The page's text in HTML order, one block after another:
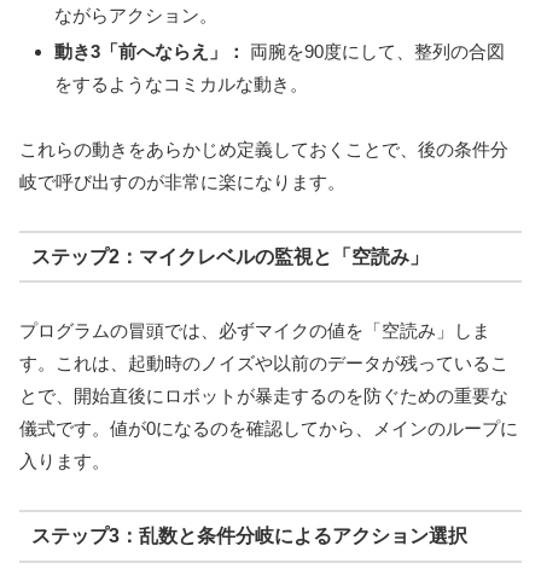
ながらアクション。
動き3「前へならえ」：
両腕を90度にして、整列の合図
をするようなコミカルな動き。
これらの動きをあらかじめ定義しておくことで、後の条件分
岐で呼び出すのが非常に楽になります。
ステップ2：マイクレベルの監視と「空読み」
プログラムの冒頭では、必ずマイクの値を「空読み」しま
す。これは、起動時のノイズや以前のデータが残っているこ
とで、開始直後にロボットが暴走するのを防ぐための重要な
儀式です。値が0になるのを確認してから、メインのループに
入ります。
ステップ3：乱数と条件分岐によるアクション選択